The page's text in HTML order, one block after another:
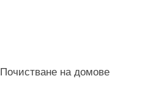
Почистване на домове